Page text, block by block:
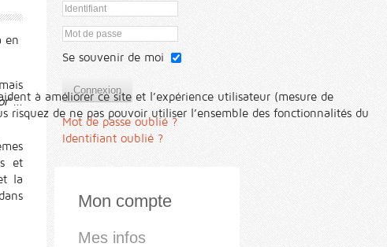
en
"...
et
la
Se souvenir de moi
Connexion
Mot de passe oublié ?
Identifiant oublié ?
Mon compte
Mes infos
à améliorer ce site et l’expérience utilisateur (mesure de
de ne pas pouvoir utiliser l’ensemble des fonctionnalités du